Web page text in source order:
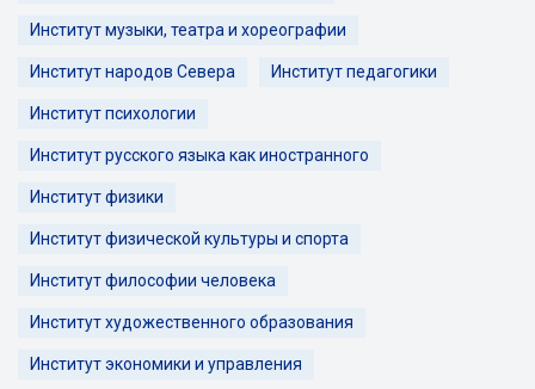
Институт музыки, театра и хореографии
Институт народов Севера Институт педагогики
Институт психологии
Институт русского языка как иностранного
Институт физики
Институт физической культуры и спорта
Институт философии человека
Институт художественного образования
Институт экономики и управления